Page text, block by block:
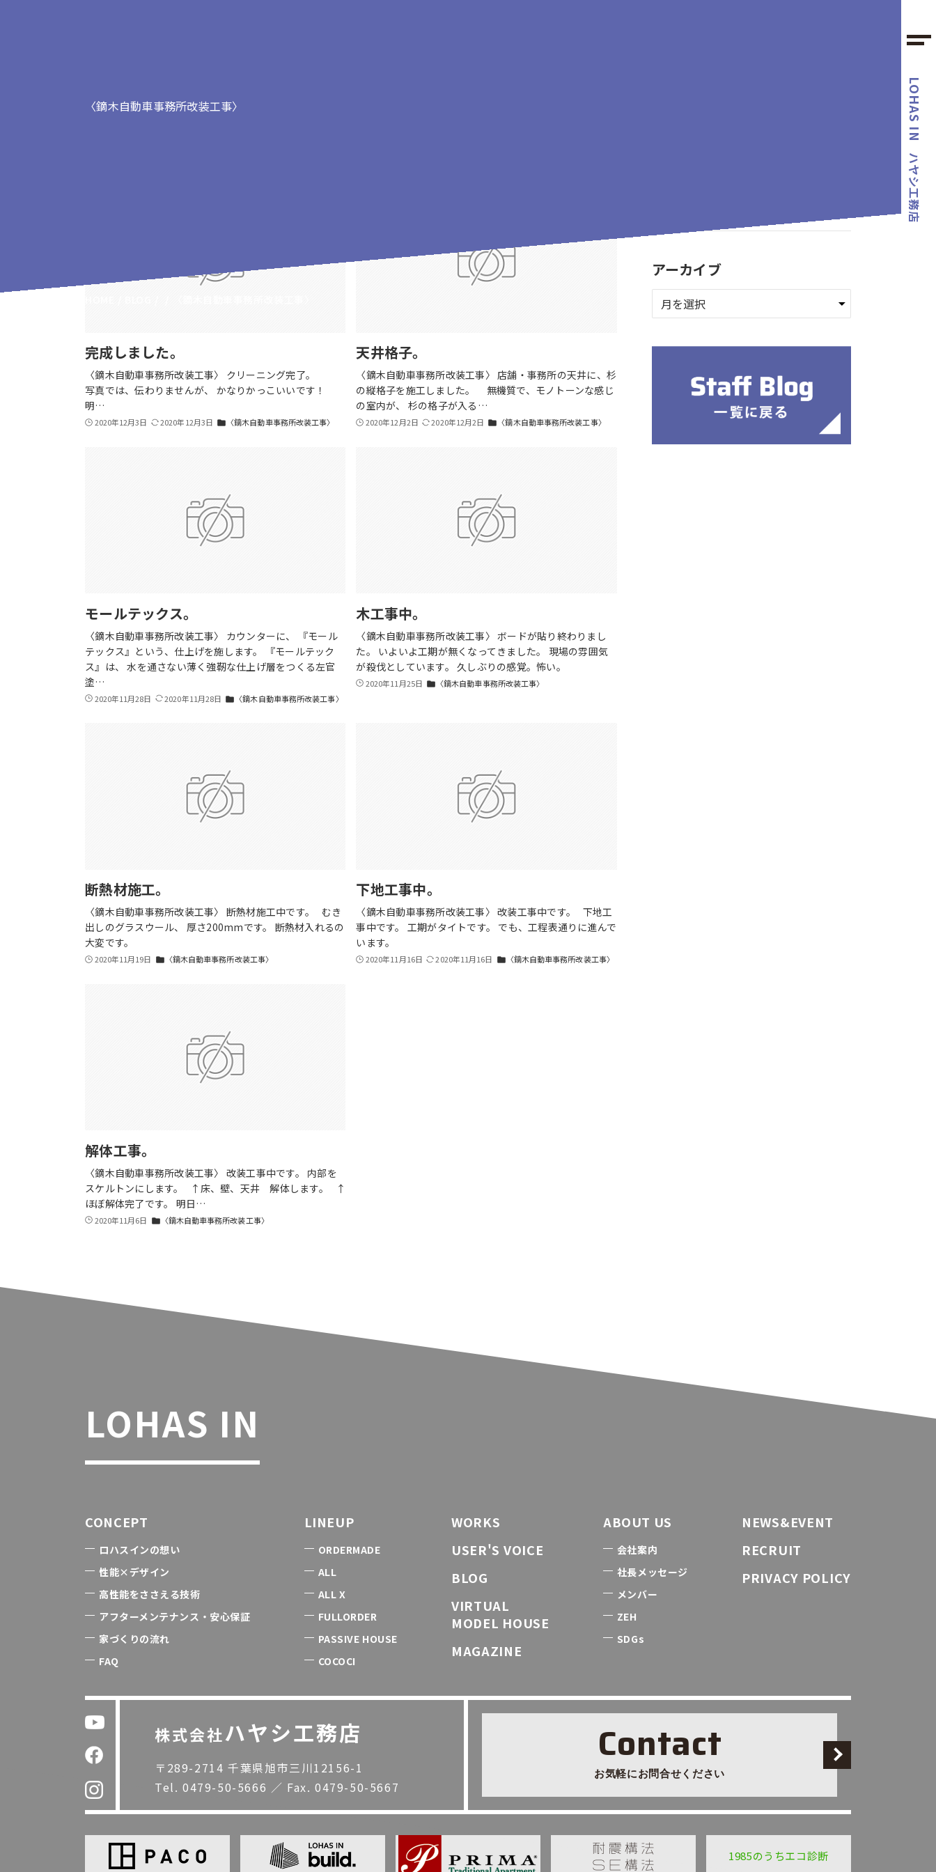
LOHAS IN
ハヤシ工務店
〈鏑木自動車事務所改装工事〉
完成しました。
〈鏑木自動車事務所改装工事〉 クリーニング完了。
写真では、伝わりませんが、 かなりかっこいいです！
明…
2020年12月3日 2020年12月3日 folder 〈鏑木自動車事務所改装工事〉
天井格子。
〈鏑木自動車事務所改装工事〉 店舗・事務所の天井に、杉
の縦格子を施工しました。 無機質で、モノトーンな感じ
の室内が、 杉の格子が入る…
2020年12月2日 2020年12月2日 folder 〈鏑木自動車事務所改装工事〉
モールテックス。
〈鏑木自動車事務所改装工事〉 カウンターに、 『モール
テックス』という、仕上げを施します。 『モールテック
ス』は、 水を通さない薄く強靭な仕上げ層をつくる左官
塗…
2020年11月28日 2020年11月28日 folder 〈鏑木自動車事務所改装工事〉
木工事中。
〈鏑木自動車事務所改装工事〉 ボードが貼り終わりまし
た。 いよいよ工期が無くなってきました。 現場の雰囲気
が殺伐としています。 久しぶりの感覚。怖い。
2020年11月25日 folder 〈鏑木自動車事務所改装工事〉
断熱材施工。
〈鏑木自動車事務所改装工事〉 断熱材施工中です。 むき
出しのグラスウール、 厚さ200mmです。 断熱材入れるの
大変です。
2020年11月19日 folder 〈鏑木自動車事務所改装工事〉
下地工事中。
〈鏑木自動車事務所改装工事〉 改装工事中です。 下地工
事中です。 工期がタイトです。 でも、工程表通りに進んで
います。
2020年11月16日 2020年11月16日 folder 〈鏑木自動車事務所改装工事〉
解体工事。
〈鏑木自動車事務所改装工事〉 改装工事中です。 内部を
スケルトンにします。 ↑床、壁、天井 解体します。 ↑
ほぼ解体完了です。 明日…
2020年11月6日 folder 〈鏑木自動車事務所改装工事〉
アーカイブ
LOHAS IN
CONCEPT
ロハスインの想い
性能×デザイン
高性能をささえる技術
アフターメンテナンス・安心保証
家づくりの流れ
FAQ
LINEUP
ORDERMADE
ALL
ALL X
FULLORDER
PASSIVE HOUSE
COCOCI
WORKS
USER'S VOICE
BLOG
VIRTUAL
MODEL HOUSE
MAGAZINE
ABOUT US
会社案内
社長メッセージ
メンバー
ZEH
SDGs
NEWS&EVENT
RECRUIT
PRIVACY POLICY
株式会社ハヤシ工務店
〒289-2714 千葉県旭市三川12156-1
Tel. 0479-50-5666 ／ Fax. 0479-50-5667
Contact
お気軽にお問合せください
1985のうちエコ診断